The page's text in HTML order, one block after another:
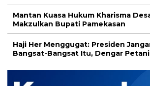
Mantan Kuasa Hukum Kharisma
Makzulkan Bupati Pamekasan
Haji Her Menggugat: Presiden
Bangsat-Bangsat Itu, Dengar